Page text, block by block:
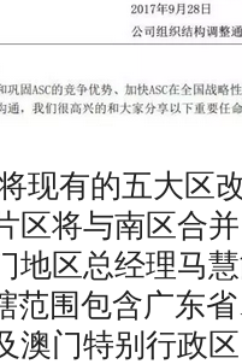
现有的五大区
区将与南区合
地区总经理马慧
范围包含广东
澳门特别行政